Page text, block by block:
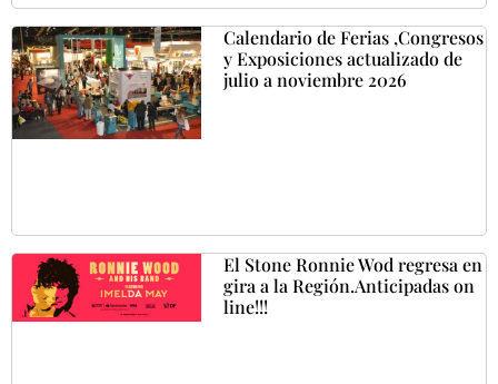
Calendario de Ferias ,Congresos
y Exposiciones actualizado de
julio a noviembre 2026
El Stone Ronnie Wod regresa en
gira a la Región.Anticipadas on
line!!!